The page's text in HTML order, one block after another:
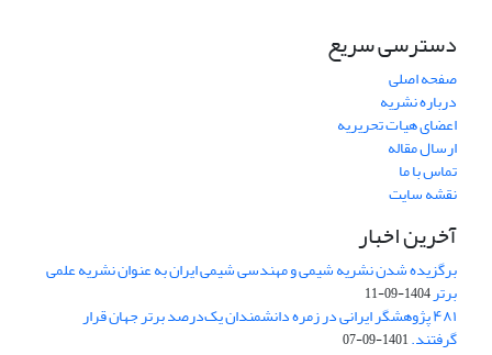
دسترسی سریع
صفحه اصلی
درباره نشریه
اعضای هیات تحریریه
ارسال مقاله
تماس با ما
نقشه سایت
آخرین اخبار
برگزیده شدن نشریه شیمی و مهندسی شیمی ایران به عنوان نشریه علمی
برتر1404-09-11
۴۸۱ پژوهشگر ایرانی در زمره دانشمندان یک‌درصد برتر جهان قرار
گرفتند.1401-09-07